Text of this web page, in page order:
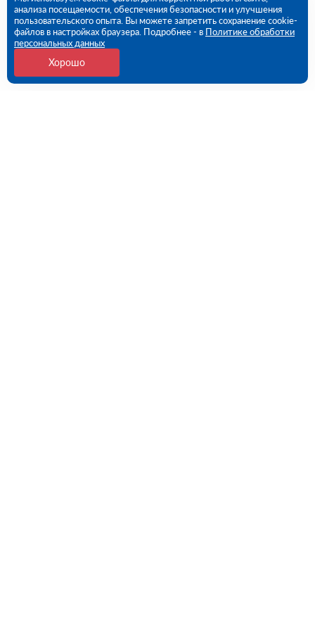
анализа посещаемости, обеспечения безопасности и улучшения
пользовательского опыта. Вы можете запретить сохранение cookie-
файлов в настройках браузера. Подробнее - в Политике обработки
персональных данных
Хорошо